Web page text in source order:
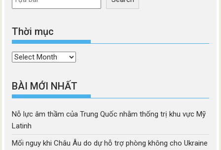
Thời mục
Thời
BÀI MỚI NHẤT
Nỗ lực âm thầm của Trung Quốc nhằm thống trị khu vực Mỹ
Latinh
Mối nguy khi Châu Âu do dự hỗ trợ phòng không cho Ukraine